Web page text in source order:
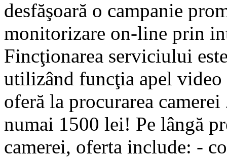
desfăşoară o campanie
monitorizare on-line prin
Fincţionarea serviciului
utilizând funcţia apel
oferă la procurarea
numai 1500 lei! Pe lângă
camerei, oferta include: -